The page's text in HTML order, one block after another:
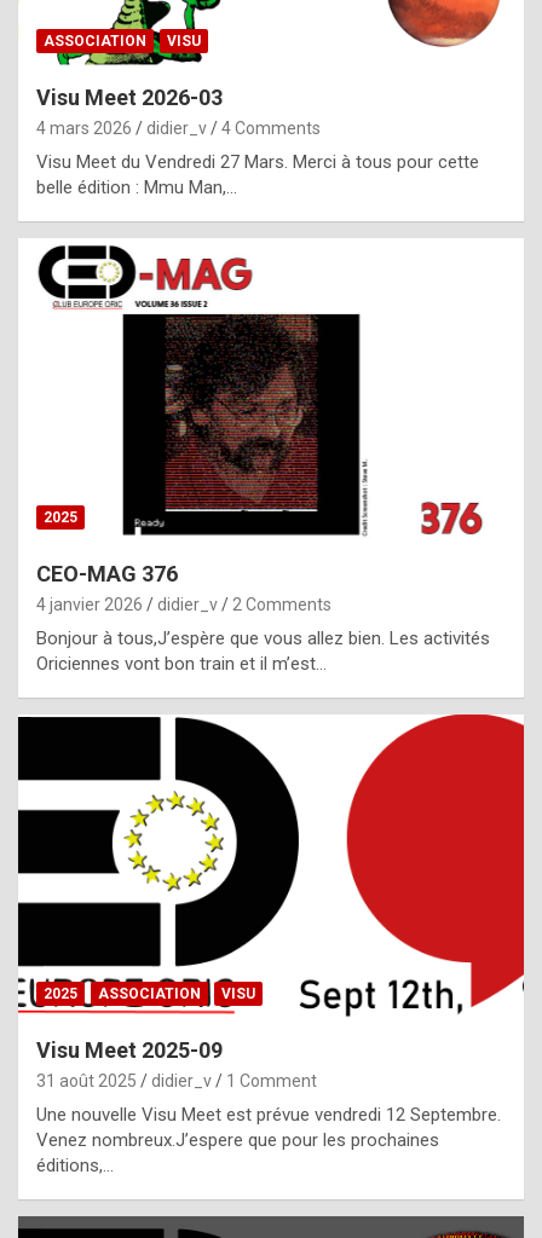
p
l
c
h
i
s
t
o
r
p
e
c
i
l
,
g
h
t
f
ASSOCIATION VISU
Visu Meet 2026-03
4 mars 2026 didier_v 4 Comments
Visu Meet du Vendredi 27 Mars. Merci à tous pour cette
belle édition : Mmu Man,…
2025
CEO-MAG 376
4 janvier 2026 didier_v 2 Comments
Bonjour à tous,J’espère que vous allez bien. Les activités
Oriciennes vont bon train et il m’est…
2025 ASSOCIATION VISU
Visu Meet 2025-09
31 août 2025 didier_v 1 Comment
Une nouvelle Visu Meet est prévue vendredi 12 Septembre.
Venez nombreux.J’espere que pour les prochaines
éditions,…